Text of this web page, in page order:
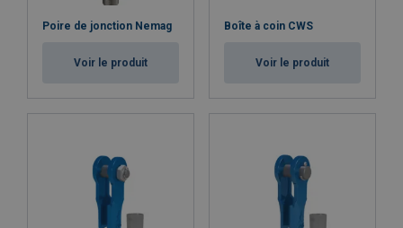
Poire de jonction Nemag
Voir le produit
Boîte à coin CWS
Voir le produit